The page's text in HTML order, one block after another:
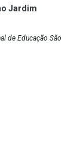
Jardim
de Educação São